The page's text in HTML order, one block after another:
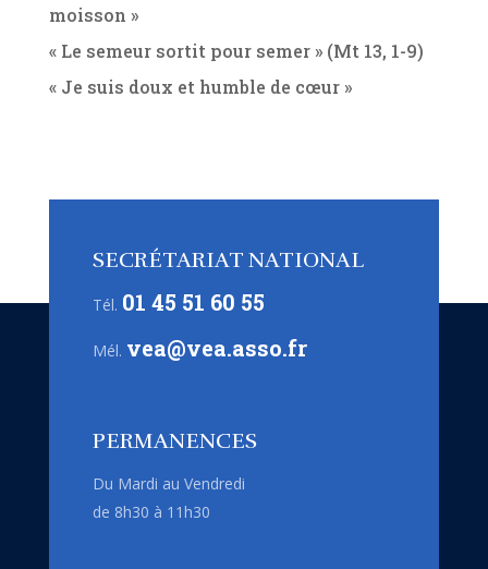
moisson »
« Le semeur sortit pour semer » (Mt 13, 1-9)
« Je suis doux et humble de cœur »
SECRÉTARIAT NATIONAL
Tél. 01 45 51 60 55
Mél. vea@vea.asso.fr
PERMANENCES
Du Mardi au Vendredi
de 8h30 à 11h30